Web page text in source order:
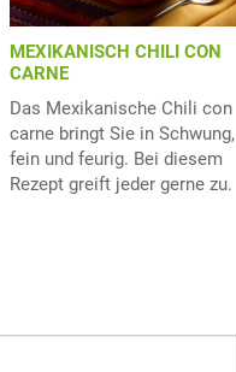
MEXIKANISCH CHILI CON
CARNE
Das Mexikanische Chili con
carne bringt Sie in Schwung,
fein und feurig. Bei diesem
Rezept greift jeder gerne zu.